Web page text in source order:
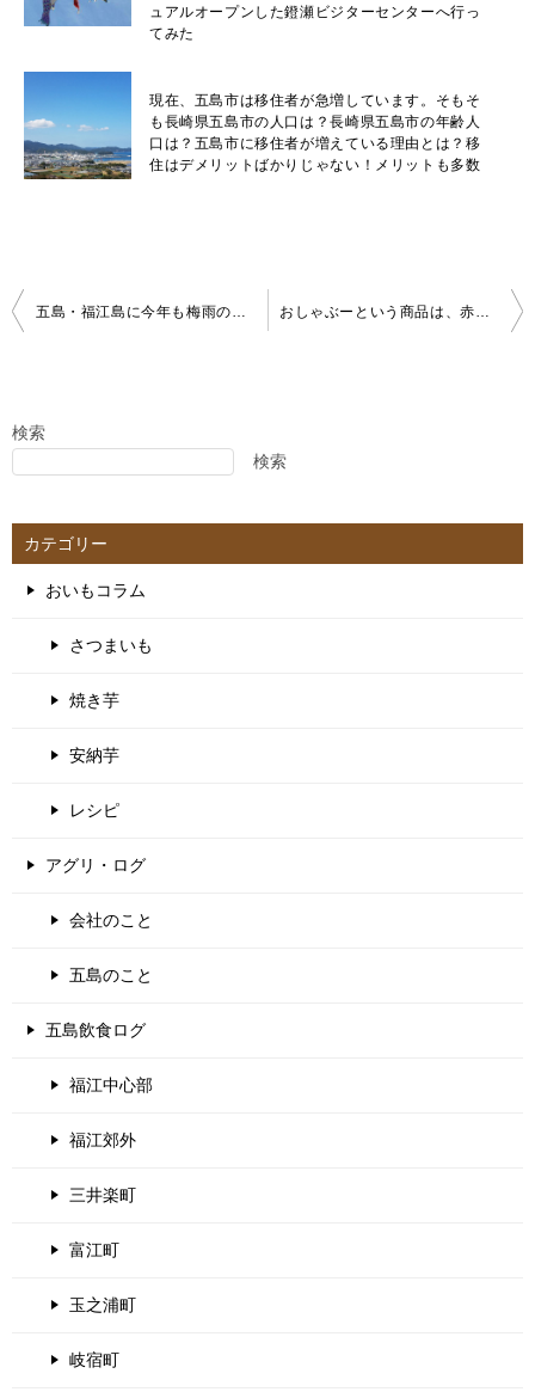
ュアルオープンした鐙瀬ビジターセンターへ行っ
てみた
現在、五島市は移住者が急増しています。そもそ
も長崎県五島市の人口は？長崎県五島市の年齢人
口は？五島市に移住者が増えている理由とは？移
住はデメリットばかりじゃない！メリットも多数
投
稿
ゲ
ョ
ン
五島・福江島に今年も梅雨の季節がやってきました！アグリ・コーポレーションは現在、定植真っ最中です！定植の時期は雨が厄介なのです。梅雨の時期の楽しみ方を紹介します！ おしゃぶーという商品は、赤ちゃんだけではないのだよ。ダイエットや筋トレで相性の良い食材として注目を集めている「干し芋」。おしゃぶーは硬めの干し芋。おしゃぶーでおつまみも作れます！
検索
検索
カテゴリー
おいもコラム
さつまいも
焼き芋
安納芋
レシピ
アグリ・ログ
会社のこと
五島のこと
五島飲食ログ
福江中心部
福江郊外
三井楽町
富江町
玉之浦町
岐宿町